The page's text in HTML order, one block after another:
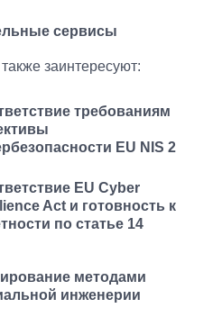
сервисы
заинтересуют:
требованиям
EU NIS 2
EU Cyber
Act и готовность к
по статье 14
методами
инженерии